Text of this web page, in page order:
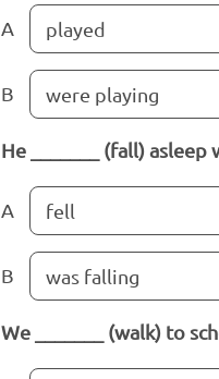
A played
B were playing
He _______ (fall) asleep
A fell
B was falling
We _______ (walk) to